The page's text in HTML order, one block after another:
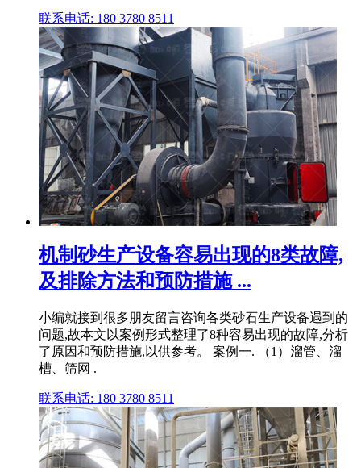
联系电话: 180 3780 8511
机制砂生产设备容易出现的8类故障,
及排除方法和预防措施 ...
小编就接到很多朋友留言咨询各类砂石生产设备遇到的
问题,故本文以案例形式整理了8种容易出现的故障,分析
了原因和预防措施,以供参考。 案例一. （1）溜管、溜
槽、筛网 .
联系电话: 180 3780 8511